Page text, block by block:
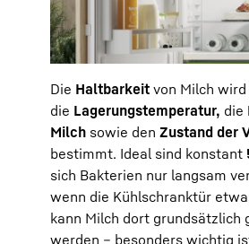
Die Haltbarkeit von Milch
die Lagerungstemperatur, die
Milch sowie den Zustand der
bestimmt. Ideal sind konstant
sich Bakterien nur langsam
wenn die Kühlschranktür
kann Milch dort grundsätzlich
werden – besonders wichtig